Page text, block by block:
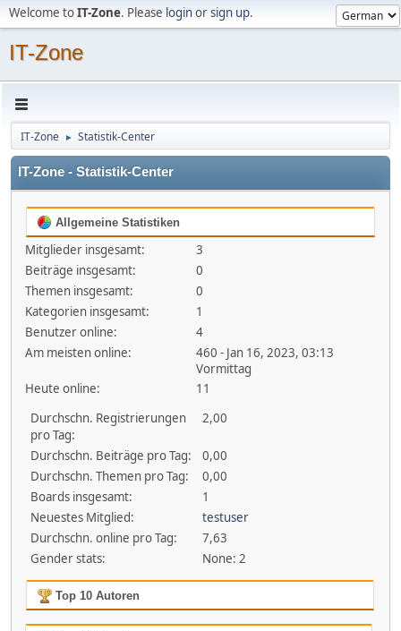
Welcome toIT-Zone. Please loginorsign up.
IT-Zone
IT-Zone ► Statistik-Center
IT-Zone - Statistik-Center
Allgemeine Statistiken
Mitglieder insgesamt:
3
Beiträge insgesamt:
0
Themen insgesamt:
0
Kategorien insgesamt:
1
Benutzer online:
4
Am meisten online:
460 - Jan 16, 2023, 03:13
Vormittag
Heute online:
11
Durchschn. Registrierungen
pro Tag:
2,00
Durchschn. Beiträge pro Tag:
0,00
Durchschn. Themen pro Tag:
0,00
Boards insgesamt:
1
Neuestes Mitglied:
testuser
Durchschn. online pro Tag:
7,63
Gender stats:
None: 2
Top 10 Autoren